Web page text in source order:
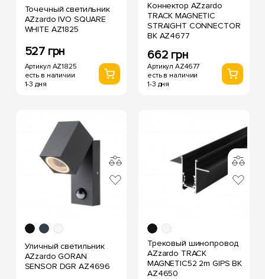
Точечный светильник
AZzardo IVO SQUARE
WHITE AZ1825
527 грн
Артикул AZ1825
есть в наличии
1-3 дня
Коннектор AZzardo
TRACK MAGNETIC
STRAIGHT CONNECTOR
BK AZ4677
662 грн
Артикул AZ4677
есть в наличии
1-3 дня
Уличный светильник
AZzardo GORAN
SENSOR DGR AZ4696
Трековый шинопровод
AZzardo TRACK
MAGNETIC52 2m GIPS BK
AZ4650